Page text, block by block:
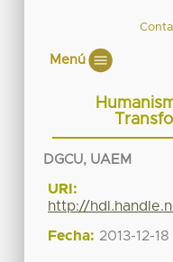
Menú
DGCU, UAEM
URI:
http://
Fecha: 2013-12-18